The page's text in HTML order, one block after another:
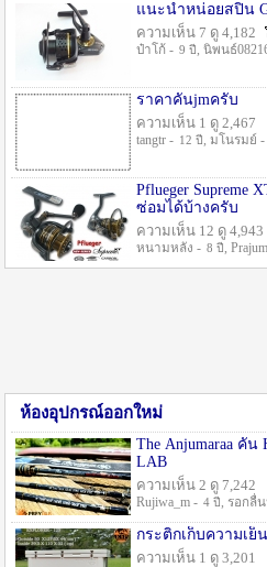
แนะนำหน่อยสปิน
ความเห็น 7 ดู 4,182
ป๋าโก้ - 9 ปี , นิพนธ์
ราคาคันjmครับ
ความเห็น 1 ดู 2,467
tangtr - 12 ปี , มโนรมย์ -
Pflueger Supreme
ซ่อมได้บ้างครับ
ความเห็น 12 ดู 4,943
หนามหลัง - 8 ปี ,
ห้องอุปกรณ์ออกใหม่
The Anjumaraa คั
LAB
ความเห็น 2 ดู 7,242
Rujiwa_m - 4 ปี , รอกลื่
กระติกเก็บความเย็
ความเห็น 1 ดู 3,201